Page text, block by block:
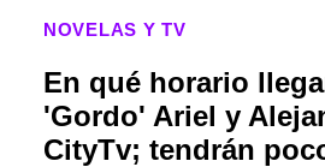
NOVELAS Y TV
En qué horario
'Gordo' Ariel y
CityTv; tendrán